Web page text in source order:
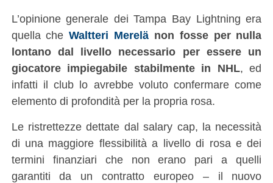
L’opinione generale dei Tampa Bay Lightning era
quella cheWaltteri Merelä non fosse per nulla
lontano dal livello necessario
per essere un
giocatore impiegabile stabilmente in NHL, ed
infatti il club lo avrebbe voluto confermare come
elemento di profondità per la propria rosa.
Le ristrettezze dettate dal salary cap, la necessità
di una maggiore flessibilità a livello di rosa e dei
termini finanziari che non erano pari a quelli
garantiti da un contratto europeo – il nuovo